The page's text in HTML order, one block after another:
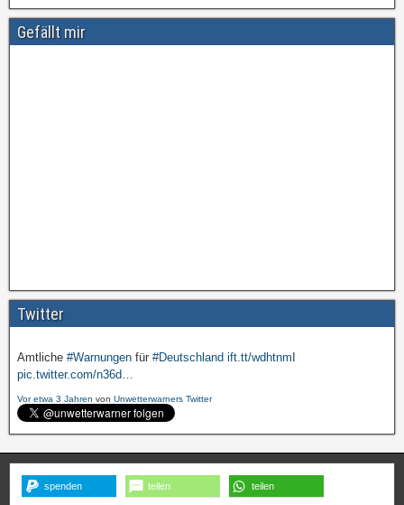
Gefällt mir
Twitter
pic.twitter.com/cmFX…
Vor etwa 3 Jahren
pic.twitter.com/n36d…
spenden teilen teilen